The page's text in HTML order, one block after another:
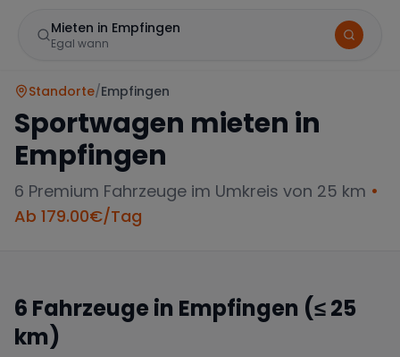
Mieten in Empfingen
Egal wann
Standorte/Empfingen
Sportwagen mieten in
Empfingen
6 Premium Fahrzeuge im Umkreis von 25 km •
Ab 179.00€/Tag
6 Fahrzeuge in Empfingen (≤ 25
km)